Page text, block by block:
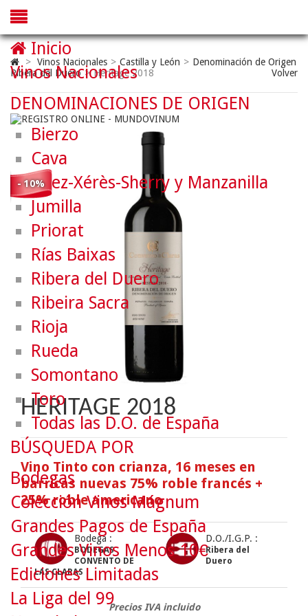
> Vinos Nacionales > Castilla y León > Denominación de Origen
Ribera del Duero > Heritage 2018 Volver
- 10%
HERITAGE 2018
Vino Tinto con crianza, 16 meses en
barricas nuevas 75% roble francés +
25% roble americano
Bodega :
BODEGAS
CONVENTO DE
LAS CLARAS
D.O./I.G.P. :
Ribera del
Duero
Precios IVA incluido
Inicio
Vinos Nacionales
DENOMINACIONES DE ORIGEN
Bierzo
Cava
Jerez-Xérès-Sherry y Manzanilla
Jumilla
Priorat
Rías Baixas
Ribera del Duero
Ribeira Sacra
Rioja
Rueda
Somontano
Toro
Todas las D.O. de España
BÚSQUEDA POR
Bodegas
Colección Vinos Mágnum
Grandes Pagos de España
Grandes Vinos Menos 10€
Ediciones Limitadas
La Liga del 99